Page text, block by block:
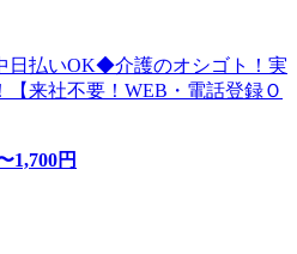
日払いOK◆介護のオシゴト！実
来社不要！WEB・電話登録Ｏ
1,700円